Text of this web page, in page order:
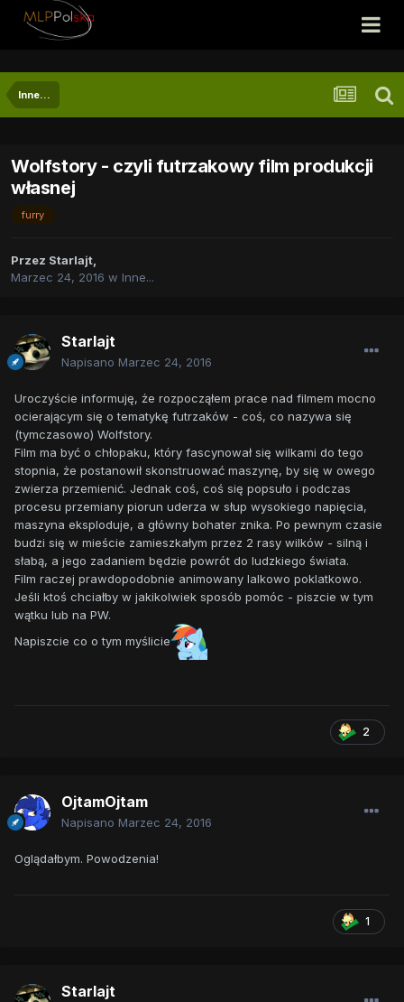
Inne...
Wolfstory - czyli futrzakowy film produkcji
własnej
furry
Przez Starlajt,
Marzec 24, 2016 w Inne...
Starlajt
Napisano Marzec 24, 2016
Uroczyście informuję, że rozpocząłem prace nad filmem mocno
ocierającym się o tematykę futrzaków - coś, co nazywa się
(tymczasowo) Wolfstory.
Film ma być o chłopaku, który fascynował się wilkami do tego
stopnia, że postanowił skonstruować maszynę, by się w owego
zwierza przemienić. Jednak coś, coś się popsuło i podczas
procesu przemiany piorun uderza w słup wysokiego napięcia,
maszyna eksploduje, a główny bohater znika. Po pewnym czasie
budzi się w mieście zamieszkałym przez 2 rasy wilków - silną i
słabą, a jego zadaniem będzie powrót do ludzkiego świata.
Film raczej prawdopodobnie animowany lalkowo poklatkowo.
Jeśli ktoś chciałby w jakikolwiek sposób pomóc - piszcie w tym
wątku lub na PW.
Napiszcie co o tym myślicie
2
OjtamOjtam
Napisano Marzec 24, 2016
Oglądałbym. Powodzenia!
1
Starlajt